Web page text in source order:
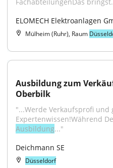
ELOMECH Elektroanlagen
Mülheim (Ruhr), Raum
Ausbildung zum
Oberbilk
"...Werde Verkaufsprofi und
Ausbildung..."
Deichmann SE
Düsseldorf